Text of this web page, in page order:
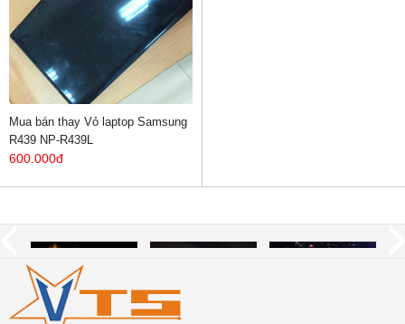
Mua bán thay Vỏ laptop Samsung
R439 NP-R439L
600.000đ